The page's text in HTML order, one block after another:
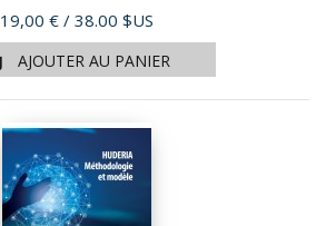
Prix
19,00 € / 38.00 $US
AJOUTER AU PANIER